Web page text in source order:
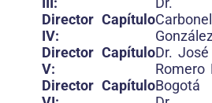
Director Capítulo
IV:
Director Capítulo
V:
Director Capítulo
Carbonell
González
Dr. José
Romero
Bogotá